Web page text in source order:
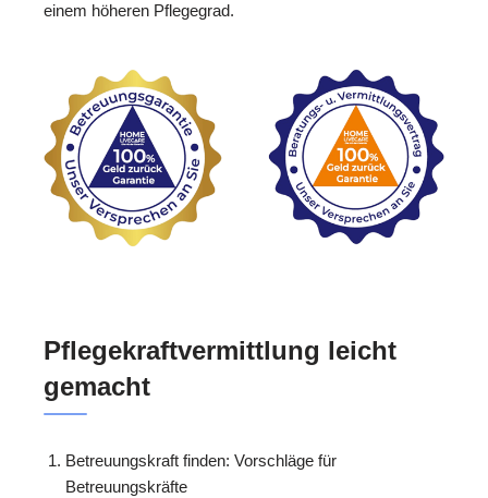
einem höheren Pflegegrad.
Pflegekraftvermittlung leicht
gemacht
Betreuungskraft finden: Vorschläge für
Betreuungskräfte